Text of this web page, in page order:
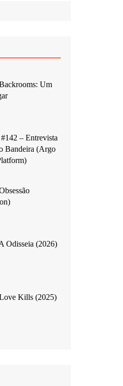
Um
– Entrevista
Bandeira (Argo
Odisseia (2026)
Kills (2025)